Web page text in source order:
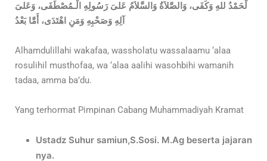
لْحَمْدُ للهِ وَكَفَى، وَالصَّلاَةُ وَالسَّلاَمُ عَلىَ رَسُولِهِ الْـمُصْطَفَى، وَعَلىَ
آلِهِ وَصَحْبِهِ وَمَنِ اهْتَدَى، أَمَّا بَعْدُ
Alhamdulillahi wakafaa, wassholatu wassalaamu ‘alaa
rosulihil musthofaa, wa ‘alaa aalihi wasohbihi wamanih
tadaa, amma ba’du.
Yang terhormat Pimpinan Cabang Muhammadiyah Kramat
Ustadz Suhur samiun,S.Sosi. M.Ag beserta jajaran
nya.